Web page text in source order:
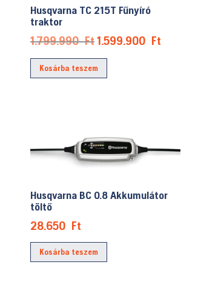
Husqvarna TC 215T Fűnyíró
traktor
1.799.990FtOriginal
price
was:
1.599.900 Ft
Kosárba teszem
Husqvarna BC 0.8 Akkumulátor
töltő
28.650 Ft
Kosárba teszem